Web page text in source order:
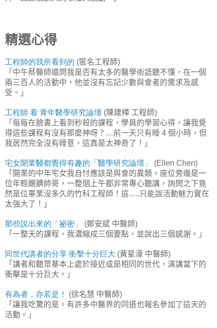
精選心得
工程師的我所看到的 (匿名工程師)
「中午蔡醫師還問我是否有太多的醫學術語聽不懂，在一個
兩三百人的活動中，他並沒有忘記少數與會者的需求及感
受。」
工程師 看青年醫學研究論壇 (陳建樺工程師)
「每每在臉書上看到秒殺的課程，學員的學習心得，讓我覺
得這些課程有沒有那麼神呀？ …前一天只有睡 4 個小時，但
我居然完全沒有睡意，這真是太神奇了！」
宅女開業醫都覺得有趣的「醫學研究論壇」
(Ellen Chen)
「開業的中年宅女我自忖應該是與會的異類。座位旁邊是一
位年輕靦腆帥哥，一整個上午都非常專心聽講，詢問之下竟
然是位畢業沒多久的竹科工程師！這…..只能說活動魅力實在
太強大了！」
那些說出來的「祕密」
(鄭安斌 中醫師)
「一整天的課程，我濃縮成三個要點，並說出三個感謝。」
同世代講者的分享衝擊十分巨大 (黃星濠 中醫師)
「講者和聽眾基本上處於接近或是相同的世代，演講當下的
衝擊是十分巨大。」
有為者，亦若是！
(徐名慧 中醫師)
「讓我吃驚的是，有許多中醫界的同道也報名參加了這天的
活動。」